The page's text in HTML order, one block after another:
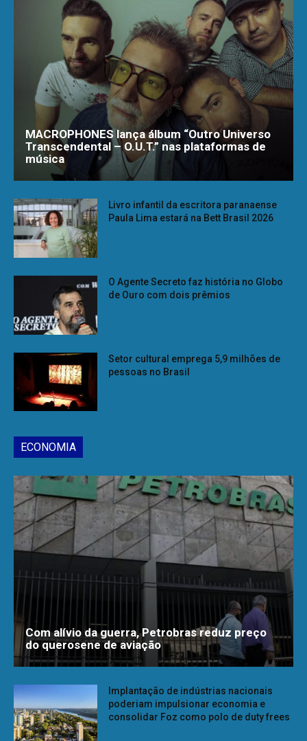
MACROPHONES lança álbum “Outro Universo
Transcendental – O.U.T.” nas plataformas de
música
Livro infantil da escritora paranaense
Paula Lima estará na Bett Brasil 2026
O Agente Secreto faz história no Globo
de Ouro com dois prêmios
Setor cultural emprega 5,9 milhões de
pessoas no Brasil
ECONOMIA
Com alívio da guerra, Petrobras reduz preço
do querosene de aviação
Implantação de indústrias nacionais
poderiam impulsionar economia e
consolidar Foz como polo de duty frees